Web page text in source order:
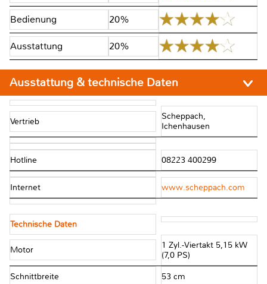
Bedienung 20%
Ausstattung 20%
Ausstattung & technische Daten
Vertrieb
Scheppach,
Ichenhausen
Hotline 08223 400299
Internet www.scheppach.com
Technische Daten
Motor
1 Zyl.-Viertakt 5,15 kW
(7,0 PS)
Schnittbreite 53 cm